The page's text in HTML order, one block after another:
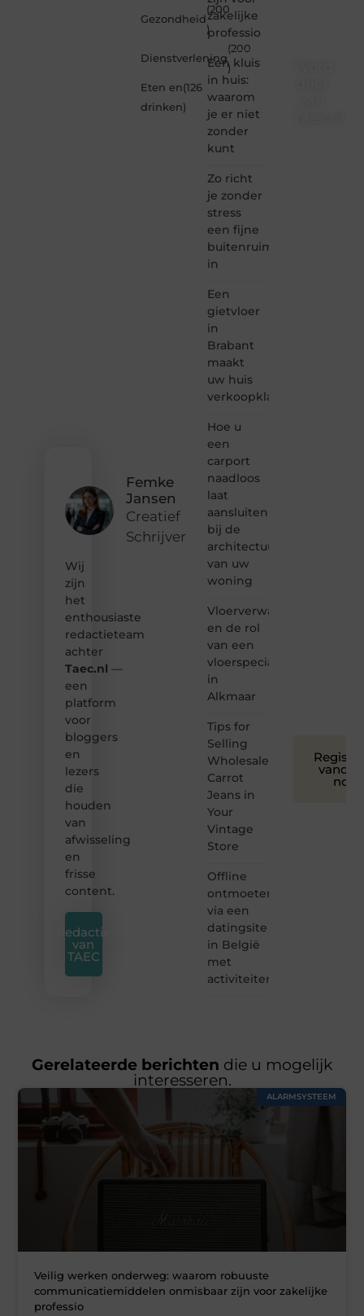
Femke
Jansen
Creatief
Schrijver
Wij
zijn
het
enthousiaste
redactieteam
achter
Taec.nl —
een
platform
voor
bloggers
en
lezers
die
houden
van
afwisseling
en
frisse
content.
Redactie
van
TAEC
Gezondheid
(200
)
Dienstverlening
(200
)
Eten en
drinken
(126
)
zakelijke
professio
Een kluis
in huis:
waarom
je er niet
zonder
kunt
Zo richt
je zonder
stress
een fijne
buitenruimte
in
Een
gietvloer
in
Brabant
maakt
uw huis
verkoopklaar
Hoe u
een
carport
naadloos
laat
aansluiten
bij de
architectuur
van uw
woning
Vloerverwarming
en de rol
van een
vloerspecialist
in
Alkmaar
Tips for
Selling
Wholesale
Carrot
Jeans in
Your
Vintage
Store
Offline
ontmoeten
via een
datingsite
in België
met
activiteiten
nog
Gerelateerde berichten die u mogelijk
interesseren.
ALARMSYSTEEM
Veilig werken onderweg: waarom robuuste
communicatiemiddelen onmisbaar zijn voor zakelijke
professio